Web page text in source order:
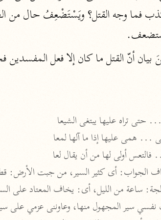
نحو ١١ مجلدًا
نحو ٣ مجلدات
روح المعاني
الآلوسي (١٢٧٠ هـ)
نحو ٢٨ مجلدًا
مفاتيح الغيب
فخر الدين الرازي (٦٠٦ هـ)
نحو ٢٤ مجلدًا
حتى تراه عليها يبتغى الشيعا
همى عليها إذا ما آلها لمعا
أولى لها من أن يقال لعا